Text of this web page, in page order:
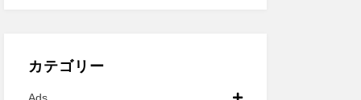
カテゴリー